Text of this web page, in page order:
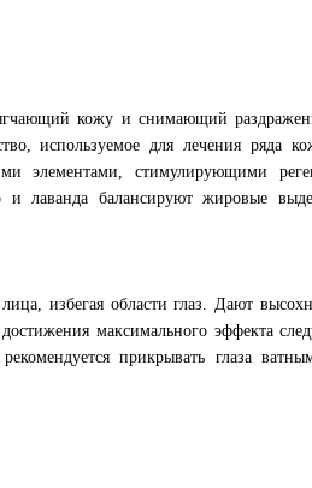
кожу и снимающий
используемое для лечения
элементами, стимулирующими
и лаванда балансируют жировые
избегая области глаз. Дают
максимального эффекта
прикрывать глаза